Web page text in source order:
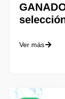
Ver más